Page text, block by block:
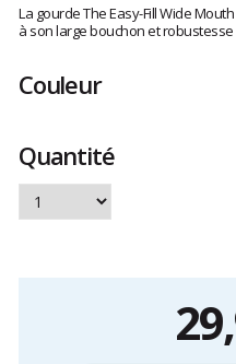
avis
clients
La gourde The Easy-Fill Wide
à son large bouchon et
Couleur
Quantité